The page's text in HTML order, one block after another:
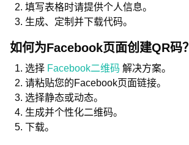
填写表格时请提供个人信息。
生成、定制并下载代码。
如何为Facebook页面创建QR码？
选择 Facebook二维码 解决方案。
请粘贴您的Facebook页面链接。
选择静态或动态。
生成并个性化二维码。
下载。